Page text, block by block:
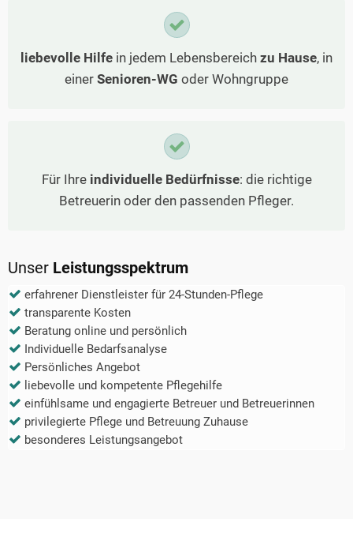
liebevolle Hilfe in jedem Lebensbereich zu Hause, in
einer Senioren-WG oder Wohngruppe
Für Ihre individuelle Bedürfnisse: die richtige
Betreuerin oder den passenden Pfleger.
Unser Leistungsspektrum
erfahrener Dienstleister für 24-Stunden-Pflege
transparente Kosten
Beratung online und persönlich
Individuelle Bedarfsanalyse
Persönliches Angebot
liebevolle und kompetente Pflegehilfe
einfühlsame und engagierte Betreuer und Betreuerinnen
privilegierte Pflege und Betreuung Zuhause
besonderes Leistungsangebot